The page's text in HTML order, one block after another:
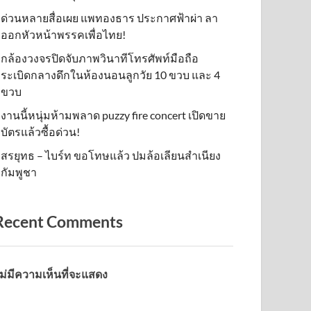
ด่วนหลายสื่อเผย แพทองธาร ประกาศฟ้าผ่า ลา
ออกหัวหน้าพรรคเพื่อไทย!
กล้องวงจรปิดจับภาพวินาทีโทรศัพท์มือถือ
ระเบิดกลางดึกในห้องนอนลูกวัย 10 ขวบ และ 4
ขวบ
งานนี้หนุ่มห้ามพลาด puzzy fire concert เปิดขาย
บัตรแล้วซื้อด่วน!
สรยุทธ – ไบร์ท ขอโทษแล้ว ปมล้อเลียนสำเนียง
กัมพูชา
Comments
มีความเห็นที่จะแสดง